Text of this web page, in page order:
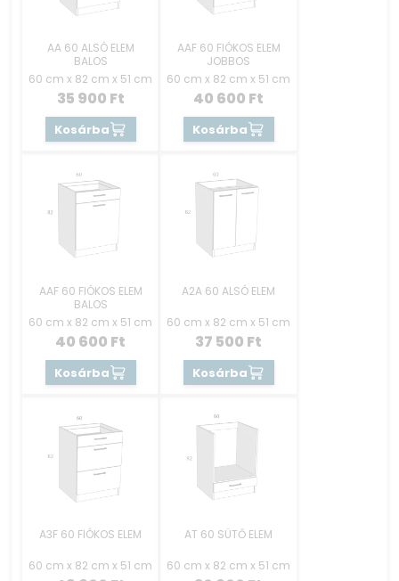
AA 60 ALSÓ ELEM
BALOS
60 cm x 82 cm x 51 cm
35 900 Ft
Kosárba
AAF 60 FIÓKOS ELEM
JOBBOS
60 cm x 82 cm x 51 cm
40 600 Ft
Kosárba
AAF 60 FIÓKOS ELEM
BALOS
60 cm x 82 cm x 51 cm
40 600 Ft
Kosárba
A2A 60 ALSÓ ELEM
60 cm x 82 cm x 51 cm
37 500 Ft
Kosárba
A3F 60 FIÓKOS ELEM
60 cm x 82 cm x 51 cm
AT 60 SÜTŐ ELEM
60 cm x 82 cm x 51 cm